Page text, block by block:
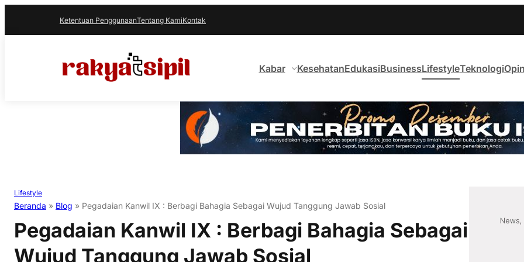
Ketentuan PenggunaanTentang KamiKontak
Kabar KesehatanEdukasiBusinessLifestyleTeknologi
Lifestyle
Beranda » Blog » Pegadaian Kanwil IX : Berbagi Bahagia Sebagai Wujud Tanggung Jawab Sosial
Pegadaian Kanwil IX : Berbagi Bahagia Sebagai
Wujud Tanggung Jawab Sosial